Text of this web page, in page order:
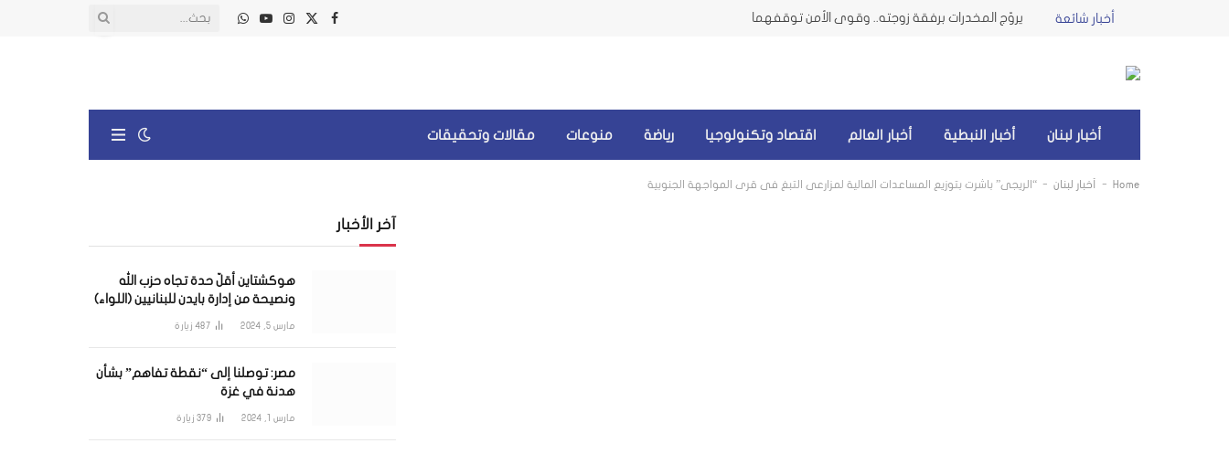
أخبار شائعة يروّج المخدرات برفقة زوجته.. وقوى الأمن توقفهما
فيسبوك
X
الانستغرام
يوتيوبواتساب
أخبار لبنان أخبار النبطية أخبار العالم اقتصاد وتكنولوجيا رياضة منوعات مقالات وتحقيقات
Home
- أخبار لبنان - “الريجي” باشرت بتوزيع المساعدات المالية لمزارعي التبغ في قرى المواجهة الجنوبية
آخر الأخبار
هوكشتاين أقلّ حدة تجاه حزب الله
ونصيحة من إدارة بايدن للبنانيين (اللواء)
مارس 5, 2024 487 زيارة
مصر: توصلنا إلى “نقطة تفاهم” بشأن
هدنة في غزة
مارس 1, 2024 379 زيارة